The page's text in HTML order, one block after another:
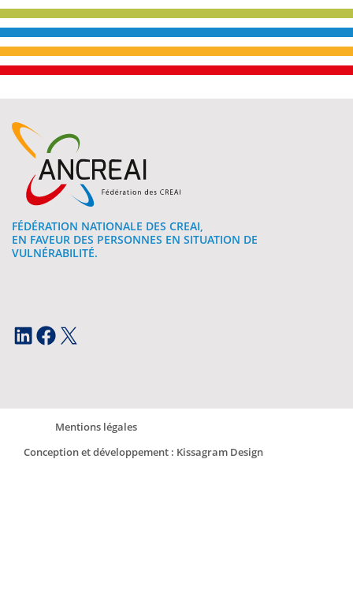
FÉDÉRATION NATIONALE DES CREAI,
EN FAVEUR DES PERSONNES EN SITUATION DE
VULNÉRABILITÉ.
LinkedIn Facebook X
Mentions légales
Conception et développement : Kissagram Design